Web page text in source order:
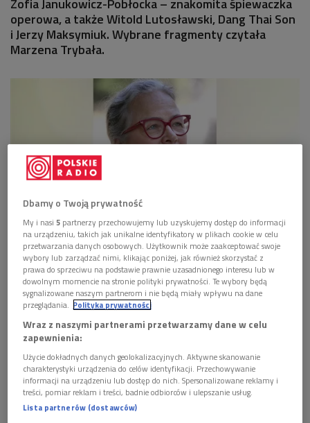
Zofia Janukowicz-Pobłocka – znakomita śpiewaczka
operowa, a także Witold Lutosławski, Dang Thai Son
i Jerzy Maksymiuk. Wybrane fragmenty czytała
Marzena Trybała.
Ewa Pobłocka Foto: Archiwum prywatne
Dbamy o Twoją prywatność
My i nasi5 partnerzy przechowujemy lub uzyskujemy dostęp do informacji
na urządzeniu, takich jak unikalne identyfikatory w plikach cookie w celu
przetwarzania danych osobowych. Użytkownik może zaakceptować swoje
wybory lub zarządzać nimi, klikając poniżej, jak również skorzystać z
prawa do sprzeciwu na podstawie prawnie uzasadnionego interesu lub w
dowolnym momencie na stronie polityki prywatności. Te wybory będą
sygnalizowane naszym partnerom i nie będą miały wpływu na dane
przeglądania. Polityka prywatności
Wraz z naszymi partnerami przetwarzamy dane w celu
zapewnienia:
Użycie dokładnych danych geolokalizacyjnych. Aktywne skanowanie
charakterystyki urządzenia do celów identyfikacji. Przechowywanie
informacji na urządzeniu lub dostęp do nich. Spersonalizowane reklamy i
treści, pomiar reklam i treści, badnie odbiorców i ulepszanie usług.
Lista partnerów (dostawców)